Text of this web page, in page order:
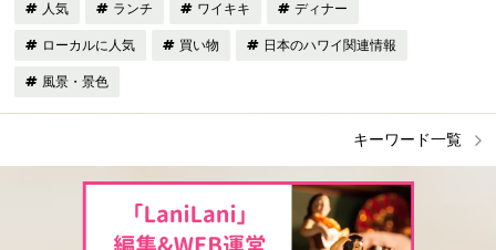
人気 ランチ ワイキキ ディナー
ローカルに人気 買い物 日本のハワイ関連情報
風景・景色
キーワード一覧